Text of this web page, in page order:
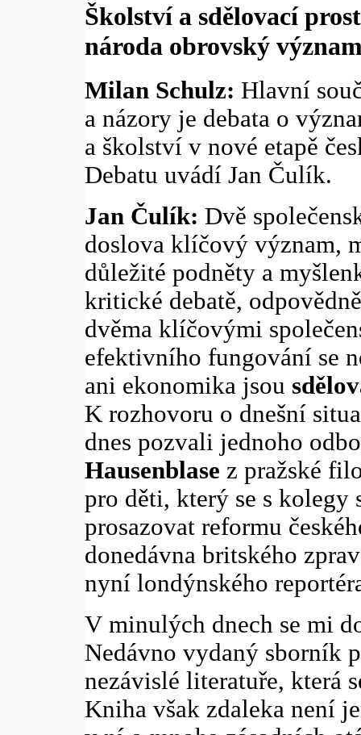
Školství a sdělovací
národa obrovský
Milan Schulz: Hlavní
a názory je debata o
a školství v nové etapě
Debatu uvádí Jan Čulík.
Jan Čulík: Dvě
doslova klíčový význam,
důležité podněty a
kritické debatě,
dvěma klíčovými
efektivního fungování se
ani ekonomika jsou
K rozhovoru o dnešní
dnes pozvali jednoho
Hausenblase z pražské
pro děti, který se s kolegy
prosazovat reformu
donedávna britského
nyní londýnského
V minulých dnech se mi
Nedávno vydaný sborník
nezávislé literatuře, která
Kniha však zdaleka není